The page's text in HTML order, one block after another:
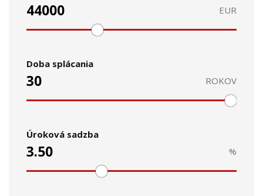
EUR
Doba splácania
ROKOV
Úroková sadzba
%